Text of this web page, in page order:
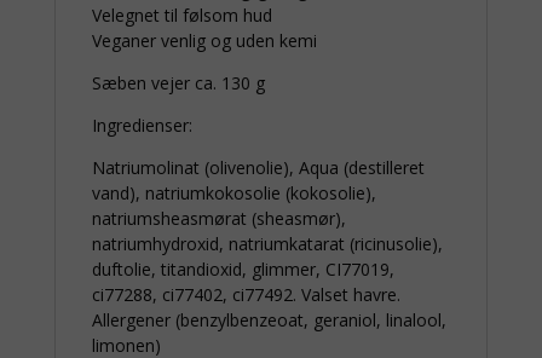
Velegnet til følsom hud
Veganer venlig og uden kemi
Sæben vejer ca. 130 g
Ingredienser:
Natriumolinat (olivenolie), Aqua (destilleret
vand), natriumkokosolie (kokosolie),
natriumsheasmørat (sheasmør),
natriumhydroxid, natriumkatarat (ricinusolie),
duftolie, titandioxid, glimmer, CI77019,
ci77288, ci77402, ci77492. Valset havre.
Allergener (benzylbenzeoat, geraniol, linalool,
limonen)